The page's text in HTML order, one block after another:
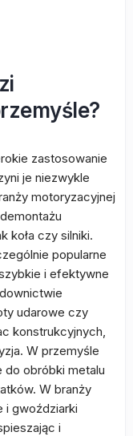
zastosowanie
je niezwykle
motoryzacyjnej
koła czy silniki.
popularne
i efektywne
udarowe czy
konstrukcyjnych,
W przemyśle
do obróbki metalu
W branży
i gwoździarki
i